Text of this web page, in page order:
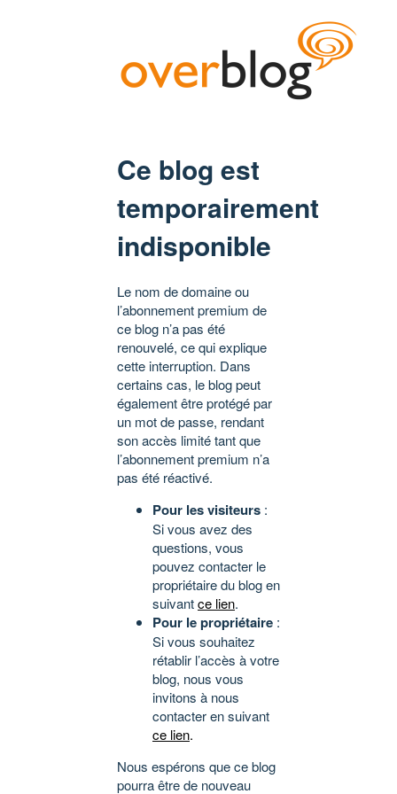
Ce blog est
temporairement
indisponible
Le nom de domaine ou
l’abonnement premium de
ce blog n’a pas été
renouvelé, ce qui explique
cette interruption. Dans
certains cas, le blog peut
également être protégé par
un mot de passe, rendant
son accès limité tant que
l’abonnement premium n’a
pas été réactivé.
Pour les visiteurs :
Si vous avez des
questions, vous
pouvez contacter le
propriétaire du blog en
suivantce lien.
Pour le propriétaire :
Si vous souhaitez
rétablir l’accès à votre
blog, nous vous
invitons à nous
contacter en suivant
ce lien.
Nous espérons que ce blog
pourra être de nouveau